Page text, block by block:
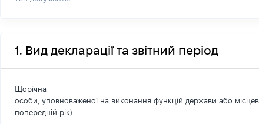
1. Вид декларації та звітний період
Щорічна
особи, уповноваженої на виконання функцій держави або
попередній рік)